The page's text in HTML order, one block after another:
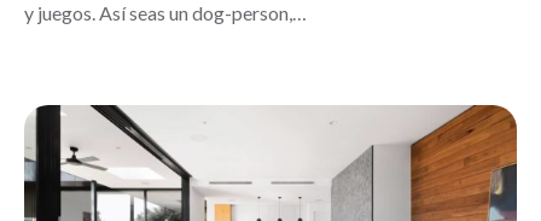
y juegos. Así seas un dog-person,…